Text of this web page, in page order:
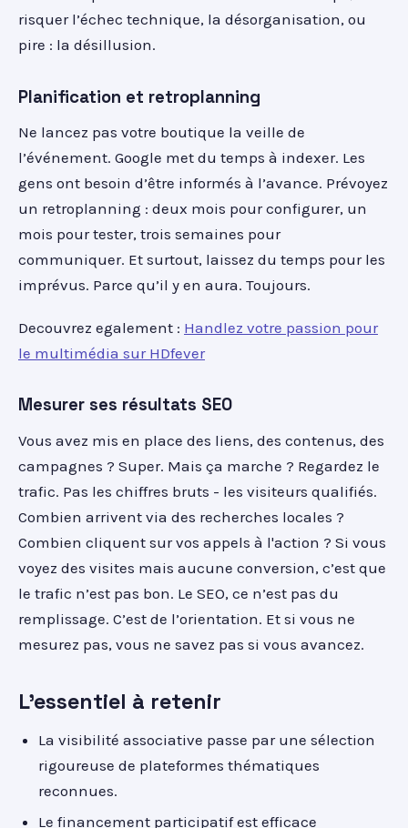
risquer l’échec technique, la désorganisation, ou
pire : la désillusion.
Planification et retroplanning
Ne lancez pas votre boutique la veille de
l’événement. Google met du temps à indexer. Les
gens ont besoin d’être informés à l’avance. Prévoyez
un retroplanning : deux mois pour configurer, un
mois pour tester, trois semaines pour
communiquer. Et surtout, laissez du temps pour les
imprévus. Parce qu’il y en aura. Toujours.
Decouvrez egalement : Handlez votre passion pour
le multimédia sur HDfever
Mesurer ses résultats SEO
Vous avez mis en place des liens, des contenus, des
campagnes ? Super. Mais ça marche ? Regardez le
trafic. Pas les chiffres bruts - les visiteurs qualifiés.
Combien arrivent via des recherches locales ?
Combien cliquent sur vos appels à l'action ? Si vous
voyez des visites mais aucune conversion, c’est que
le trafic n’est pas bon. Le SEO, ce n’est pas du
remplissage. C’est de l’orientation. Et si vous ne
mesurez pas, vous ne savez pas si vous avancez.
L'essentiel à retenir
La visibilité associative passe par une sélection
rigoureuse de plateformes thématiques
reconnues.
Le financement participatif est efficace